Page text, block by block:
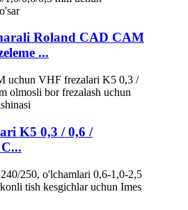
Roland CAD CAM
...
K5 0,3 / 0,6 /